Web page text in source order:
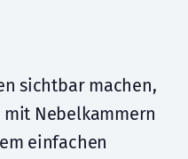
sichtbar machen,
Nebelkammern
einfachen